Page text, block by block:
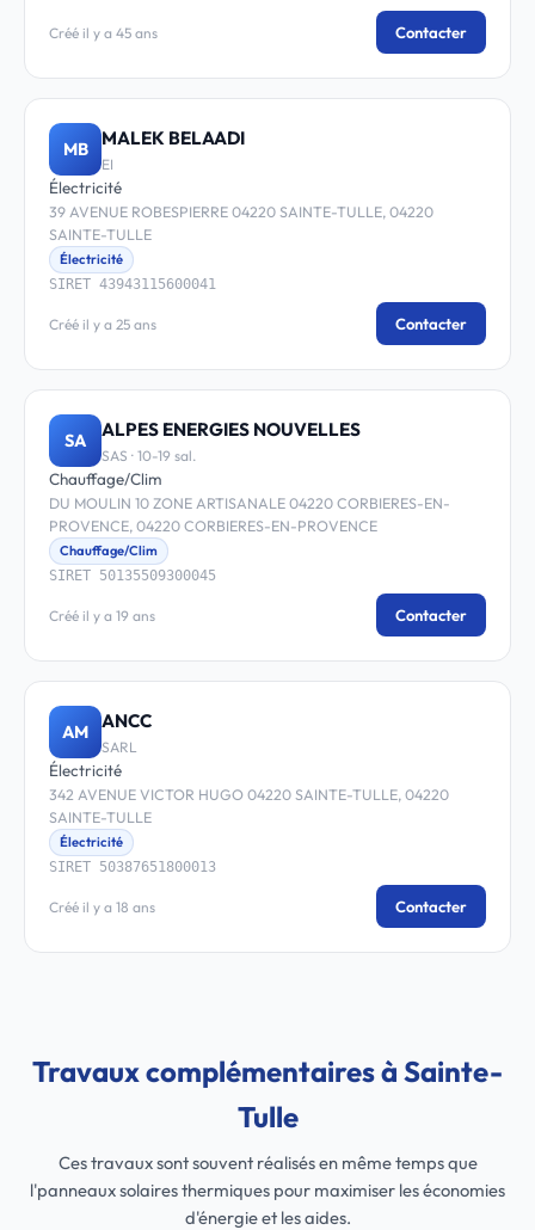
Créé il y a 45 ans Contacter
MB MALEK BELAADI
EI
Électricité
39 AVENUE ROBESPIERRE 04220 SAINTE-TULLE, 04220
SAINTE-TULLE
Électricité
SIRET 43943115600041
Créé il y a 25 ans Contacter
SA ALPES ENERGIES NOUVELLES
SAS · 10-19 sal.
Chauffage/Clim
DU MOULIN 10 ZONE ARTISANALE 04220 CORBIERES-EN-
PROVENCE, 04220 CORBIERES-EN-PROVENCE
Chauffage/Clim
SIRET 50135509300045
Créé il y a 19 ans Contacter
AM ANCC
SARL
Électricité
342 AVENUE VICTOR HUGO 04220 SAINTE-TULLE, 04220
SAINTE-TULLE
Électricité
SIRET 50387651800013
Créé il y a 18 ans Contacter
Travaux complémentaires à Sainte-
Tulle
Ces travaux sont souvent réalisés en même temps que
l'panneaux solaires thermiques pour maximiser les économies
d'énergie et les aides.